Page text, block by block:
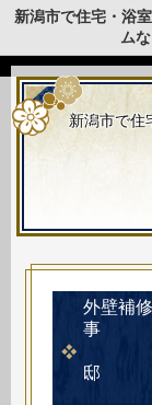
新潟市で住宅・浴
ム
新潟市で住
外壁補
投稿